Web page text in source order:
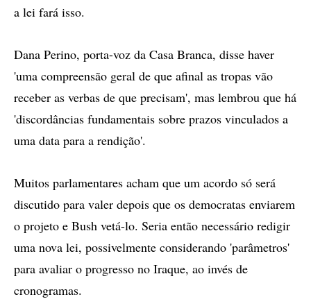
a lei fará isso.
Dana Perino, porta-voz da Casa Branca, disse haver
'uma compreensão geral de que afinal as tropas vão
receber as verbas de que precisam', mas lembrou que há
'discordâncias fundamentais sobre prazos vinculados a
uma data para a rendição'.
Muitos parlamentares acham que um acordo só será
discutido para valer depois que os democratas enviarem
o projeto e Bush vetá-lo. Seria então necessário redigir
uma nova lei, possivelmente considerando 'parâmetros'
para avaliar o progresso no Iraque, ao invés de
cronogramas.